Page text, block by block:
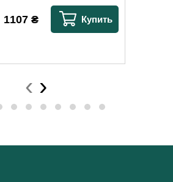
1107 ₴ Купить
‹ ›